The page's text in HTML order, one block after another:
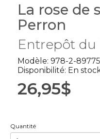
La rose de
Perron
Entrepôt du
Modèle: 978-2-
Disponibilité: En
26,95$
Quantité